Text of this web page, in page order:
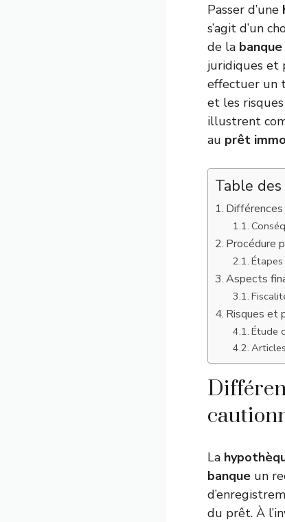
Passer d’une
s’agit d’un
de la banque
juridiques et
effectuer un
et les
illustrent
au prêt
Table
Procédure
Aspects
Risques et
Étude
La
banque un
du prêt. À